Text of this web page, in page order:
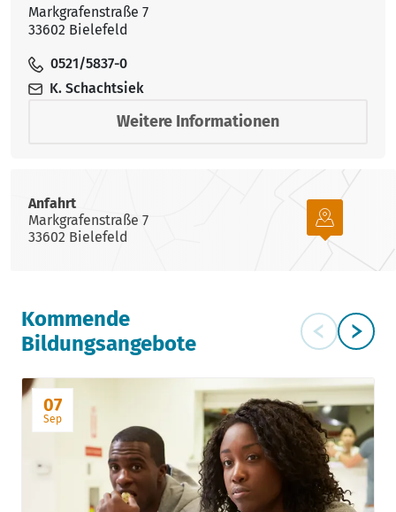
Markgrafenstraße 7
33602 Bielefeld
0521/5837-0
K. Schachtsiek
Weitere Informationen
Anfahrt
Markgrafenstraße 7
33602 Bielefeld
Kommende
Bildungsangebote
07
Sep